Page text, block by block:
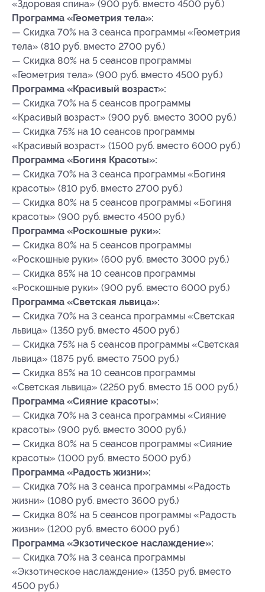
«Здоровая спина» (900 руб. вместо 4500 руб.)
Программа «Геометрия тела»:
— Скидка 70% на 3 сеанса программы «Геометрия
тела» (810 руб. вместо 2700 руб.)
— Скидка 80% на 5 сеансов программы
«Геометрия тела» (900 руб. вместо 4500 руб.)
Программа «Красивый возраст»:
— Скидка 70% на 5 сеансов программы
«Красивый возраст» (900 руб. вместо 3000 руб.)
— Скидка 75% на 10 сеансов программы
«Красивый возраст» (1500 руб. вместо 6000 руб.)
Программа «Богиня Красоты»:
— Скидка 70% на 3 сеанса программы «Богиня
красоты» (810 руб. вместо 2700 руб.)
— Скидка 80% на 5 сеансов программы «Богиня
красоты» (900 руб. вместо 4500 руб.)
Программа «Роскошные руки»:
— Скидка 80% на 5 сеансов программы
«Роскошные руки» (600 руб. вместо 3000 руб.)
— Скидка 85% на 10 сеансов программы
«Роскошные руки» (900 руб. вместо 6000 руб.)
Программа «Светская львица»:
— Скидка 70% на 3 сеанса программы «Светская
львица» (1350 руб. вместо 4500 руб.)
— Скидка 75% на 5 сеансов программы «Светская
львица» (1875 руб. вместо 7500 руб.)
— Скидка 85% на 10 сеансов программы
«Светская львица» (2250 руб. вместо 15 000 руб.)
Программа «Сияние красоты»:
— Скидка 70% на 3 сеанса программы «Сияние
красоты» (900 руб. вместо 3000 руб.)
— Скидка 80% на 5 сеансов программы «Сияние
красоты» (1000 руб. вместо 5000 руб.)
Программа «Радость жизни»:
— Скидка 70% на 3 сеанса программы «Радость
жизни» (1080 руб. вместо 3600 руб.)
— Скидка 80% на 5 сеансов программы «Радость
жизни» (1200 руб. вместо 6000 руб.)
Программа «Экзотическое наслаждение»:
— Скидка 70% на 3 сеанса программы
«Экзотическое наслаждение» (1350 руб. вместо
4500 руб.)